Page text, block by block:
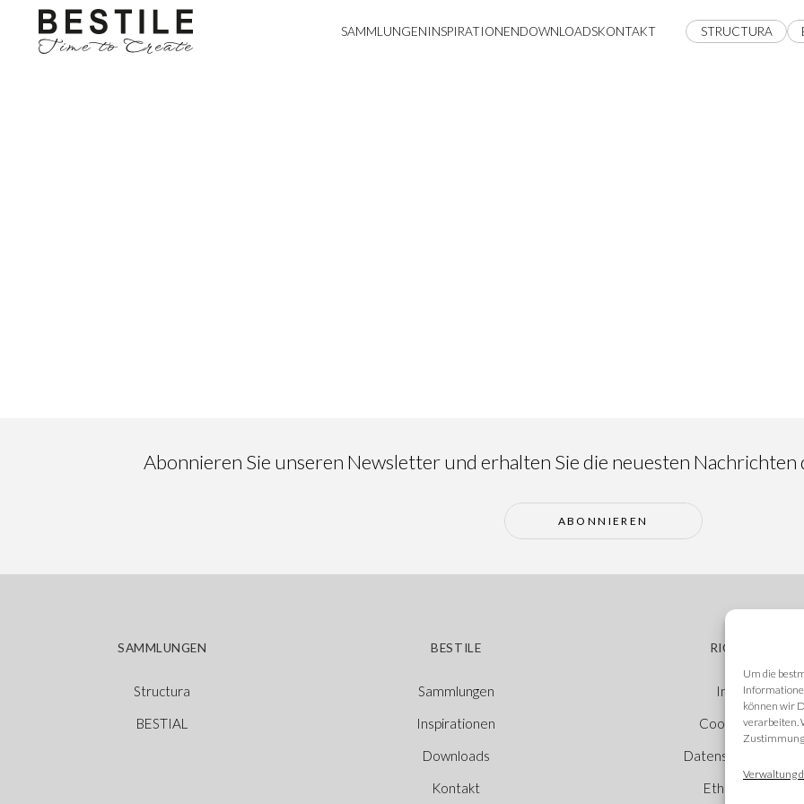
Um die
können wir
verarbeiten.
Zustimmung
Verwaltung
SAMMLUNGENINSPIRATIONENDOWNLOADSKONTAKT STRUCTURA
Abonnieren Sie unseren Newsletter und erhalten Sie die neuesten
ABONNIEREN
SAMMLUNGEN
Structura
BESTIAL
BESTILE
Sammlungen
Inspirationen
Downloads
Kontakt
RICHTLINIEN
Impressum
Cookie-Richtlinie
Ethischer Kanal